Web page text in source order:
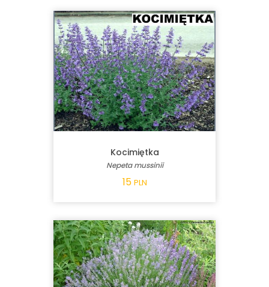
Kocimiętka
Nepeta mussinii
15 PLN